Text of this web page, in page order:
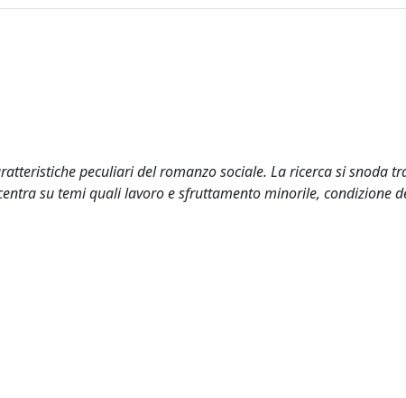
peculiari del romanzo sociale. La ricerca si snoda
su temi quali lavoro e sfruttamento minorile, condizione